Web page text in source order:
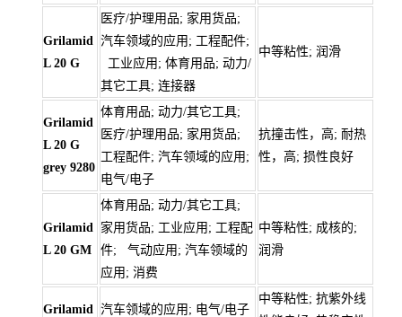
Grilamid
L 20 G
医疗/护理用品; 家用货品;
汽车领域的应用; 工程配件;
工业应用; 体育用品; 动力/
其它工具; 连接器
中等粘性; 润滑
Grilamid
L 20 G
grey 9280
体育用品; 动力/其它工具;
医疗/护理用品; 家用货品;
工程配件; 汽车领域的应用;
电气/电子
抗撞击性，高; 耐热
性，高; 损性良好
Grilamid
L 20 GM
体育用品; 动力/其它工具;
家用货品; 工业应用; 工程配
件; 气动应用; 汽车领域的
应用; 消费
中等粘性; 成核的;
润滑
Grilamid 汽车领域的应用; 电气/电子
中等粘性; 抗紫外线